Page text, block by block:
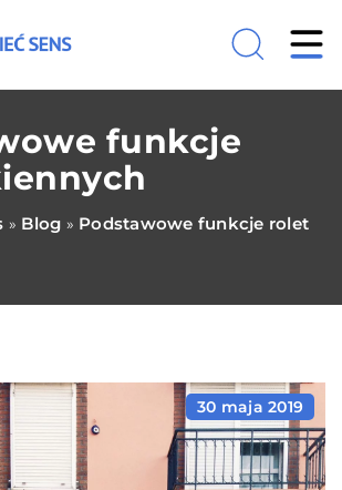
funkcje
» Blog » Podstawowe funkcje rolet
30 maja 2019